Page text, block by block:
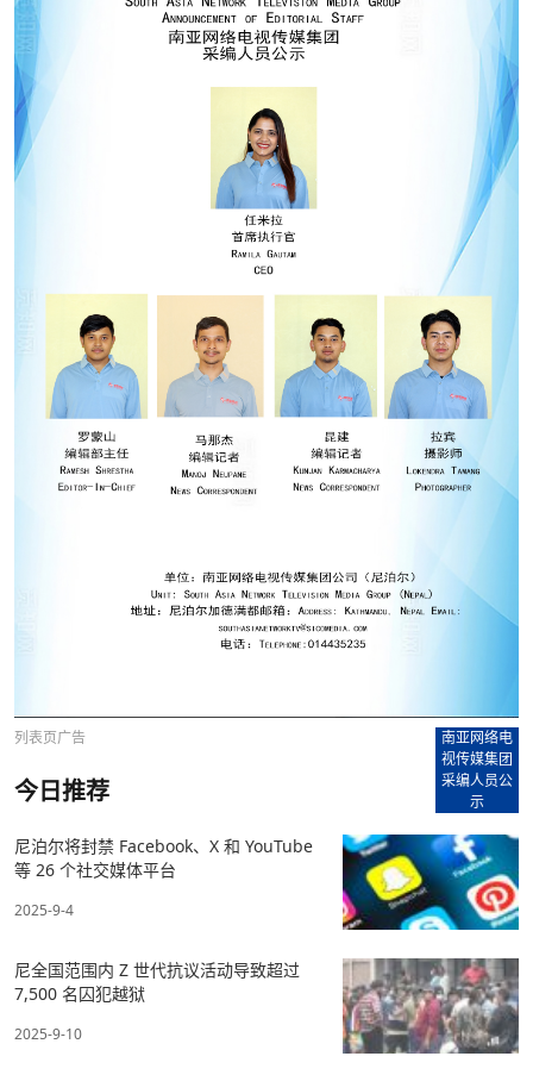
列表页广告
南亚网络电
视传媒集团
采编人员公
示
今日推荐
尼泊尔将封禁 Facebook、X 和 YouTube
等 26 个社交媒体平台
2025-9-4
尼全国范围内 Z 世代抗议活动导致超过
7,500 名囚犯越狱
2025-9-10